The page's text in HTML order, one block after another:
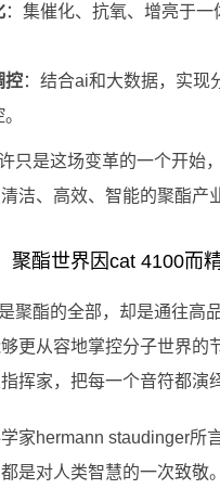
：集催化、抗氧、增亮于一
控：结合ai和大数据，实现
只是这场变革的一个开始
洁、高效、智能的聚酯产
聚酯世界因cat 4100而
聚酯的全部，却是通往高
更从容地掌控分子世界的
挥家，把每一个音符都演
家hermann staudinger所
是对人类智慧的一次致敬